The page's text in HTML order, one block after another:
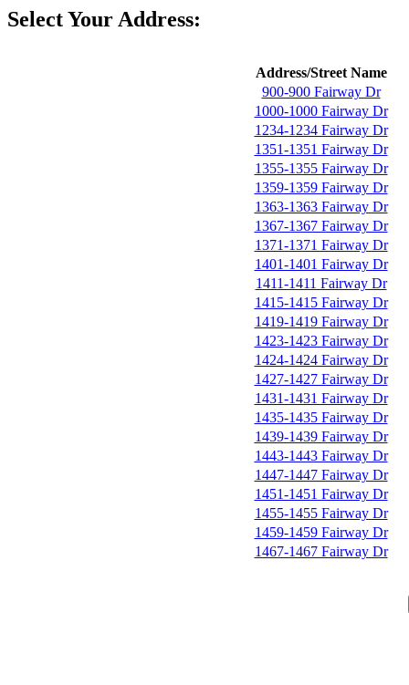
Select Your Address:
Address/Street Name
900-900 Fairway Dr
1000-1000 Fairway Dr
1234-1234 Fairway Dr
1351-1351 Fairway Dr
1355-1355 Fairway Dr
1359-1359 Fairway Dr
1363-1363 Fairway Dr
1367-1367 Fairway Dr
1371-1371 Fairway Dr
1401-1401 Fairway Dr
1411-1411 Fairway Dr
1415-1415 Fairway Dr
1419-1419 Fairway Dr
1423-1423 Fairway Dr
1424-1424 Fairway Dr
1427-1427 Fairway Dr
1431-1431 Fairway Dr
1435-1435 Fairway Dr
1439-1439 Fairway Dr
1443-1443 Fairway Dr
1447-1447 Fairway Dr
1451-1451 Fairway Dr
1455-1455 Fairway Dr
1459-1459 Fairway Dr
1467-1467 Fairway Dr